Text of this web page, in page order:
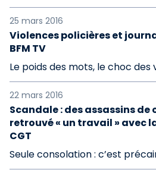
25 mars 2016
Violences policières et
BFM TV
Le poids des mots, le choc des
22 mars 2016
Scandale : des assassins
retrouvé « un travail » avec
CGT
Seule consolation : c’est